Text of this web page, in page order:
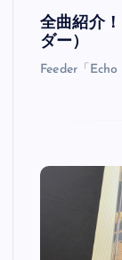
全曲紹介
ダー）
Feeder「